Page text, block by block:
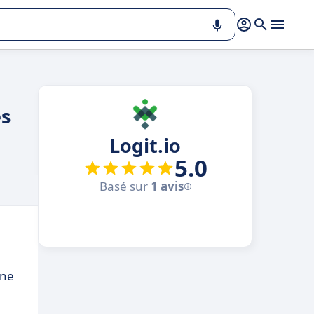
Logit.io
5.0
Basé sur 1 avis